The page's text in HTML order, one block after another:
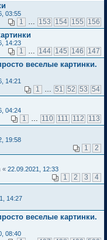
03:55
1 153 154 155 156
14:23
1 144 145 146 147
веселые картинки.
14:21
1 51 52 53 54
04:24
1 110 111 112 113
19:58
1 2
« 22.09.2021, 12:33
1 2 3 4
14:27
веселые картинки.
08:40